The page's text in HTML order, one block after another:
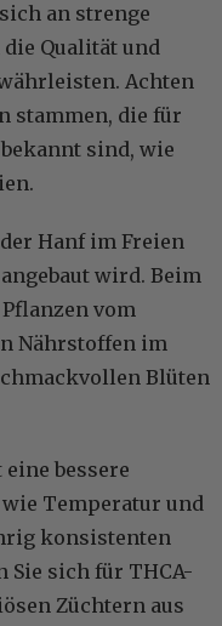
an strenge
Qualität und
Achten
stammen, die für
sind, wie
Hanf im Freien
wird. Beim
vom
Nährstoffen im
Blüten
bessere
Temperatur und
konsistenten
Sie sich für THCA-
Züchtern aus